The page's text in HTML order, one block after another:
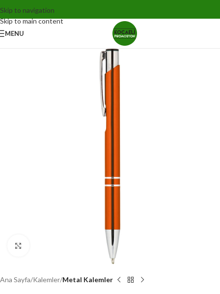
Skip to navigation
Skip to main content
MENU
Ana Sayfa Kalemler Metal Kalemler